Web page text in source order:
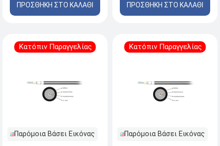
ΠΡΟΣΘΗΚΗ ΣΤΟ ΚΑΛΑΘΙ ΠΡΟΣΘΗΚΗ ΣΤΟ ΚΑΛΑΘΙ
Κατόπιν Παραγγελίας
Παρόμοια Βάσει Εικόνας
Κατόπιν Παραγγελίας
Παρόμοια Βάσει Εικόνας